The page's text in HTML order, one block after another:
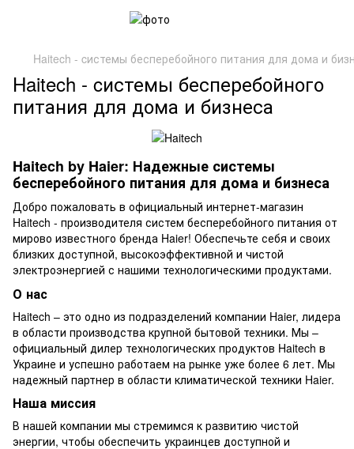
Haitech - cистемы бесперебойного питания для дома и
Haitech - cистемы бесперебойного
питания для дома и бизнеса
Haitech by Haier: Надежные системы
бесперебойного питания для дома и бизнеса
Добро пожаловать в официальный интернет-магазин
Haitech - производителя систем бесперебойного питания от
мирово известного бренда Haier! Обеспечьте себя и своих
близких доступной, высокоэффективной и чистой
электроэнергией с нашими технологическими продуктами.
О нас
Haitech – это одно из подразделений компании Haier, лидера
в области производства крупной бытовой техники. Мы –
официальный дилер технологических продуктов Haitech в
Украине и успешно работаем на рынке уже более 6 лет. Мы
надежный партнер в области климатической техники Haier.
Наша миссия
В нашей компании мы стремимся к развитию чистой
энергии, чтобы обеспечить украинцев доступной и